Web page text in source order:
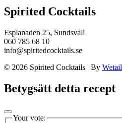
Spirited Cocktails
Esplanaden 25, Sundsvall
060 785 68 10
info@spiritedcocktails.se
© 2026 Spirited Cocktails | By Wetail
Betygsätt detta recept
Your vote: